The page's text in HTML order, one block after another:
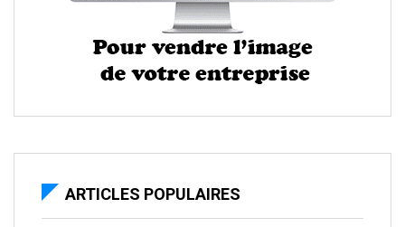
ARTICLES POPULAIRES